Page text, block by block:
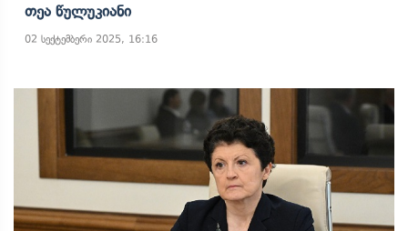
Თეა Წულუკიანი
02 სექტემბერი 2025, 16:16